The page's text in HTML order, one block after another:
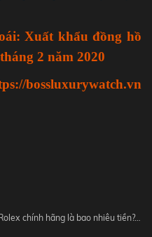
Xuất khẩu đồng hồ
2 năm 2020
bossluxurywatch.vn
chính hãng là bao nhiêu tiền?…